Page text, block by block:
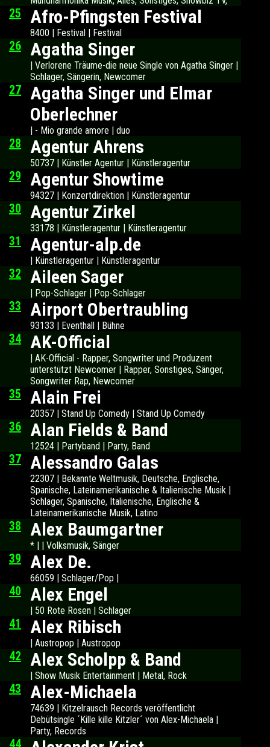
25 Afro-Pfingsten Festival
8400 | Festival | Festival
26 Agatha Singer
| Verlorene Träume-die neue Single von Agatha Singer |
Schlager, Sängerin, Newcomer
27
Agatha Singer und Elmar
Oberlechner
| - Mio grande amore | duo
28 Agentur Ahrens
50737 | Künstler Agentur | Künstleragentur
29 Agentur Showtime
94327 | Konzertdirektion | Künstleragentur
30 Agentur Zirkel
33178 | Künstleragentur | Künstleragentur
31 Agentur-alp.de
| Künstleragentur | Künstleragentur
32 Aileen Sager
| Pop-Schlager | Pop-Schlager
33 Airport Obertraubling
93133 | Eventhall | Bühne
34 AK-Official
| AK-Official - Rapper, Songwriter und Produzent
unterstützt Newcomer | Rapper, Sonstiges, Sänger,
Songwriter Rap, Newcomer
35 Alain Frei
20357 | Stand Up Comedy | Stand Up Comedy
36 Alan Fields & Band
12524 | Partyband | Party, Band
37 Alessandro Galas
22307 | Bekannte Weltmusik, Deutsche, Englische,
Spanische, Lateinamerikanische & Italienische Musik |
Schlager, Spanische, Italienische, Englische &
Lateinamerikanische Musik, Latino
38 Alex Baumgartner
* | | Volksmusik, Sänger
39 Alex De.
66059 | Schlager/Pop |
40 Alex Engel
| 50 Rote Rosen | Schlager
41 Alex Ribisch
| Austropop | Austropop
42 Alex Scholpp & Band
| Show Musik Entertainment | Metal, Rock
43 Alex-Michaela
74639 | Kitzelrausch Records veröffentlicht
Debütsingle ´Kille kille Kitzler´ von Alex-Michaela |
Party, Records
44